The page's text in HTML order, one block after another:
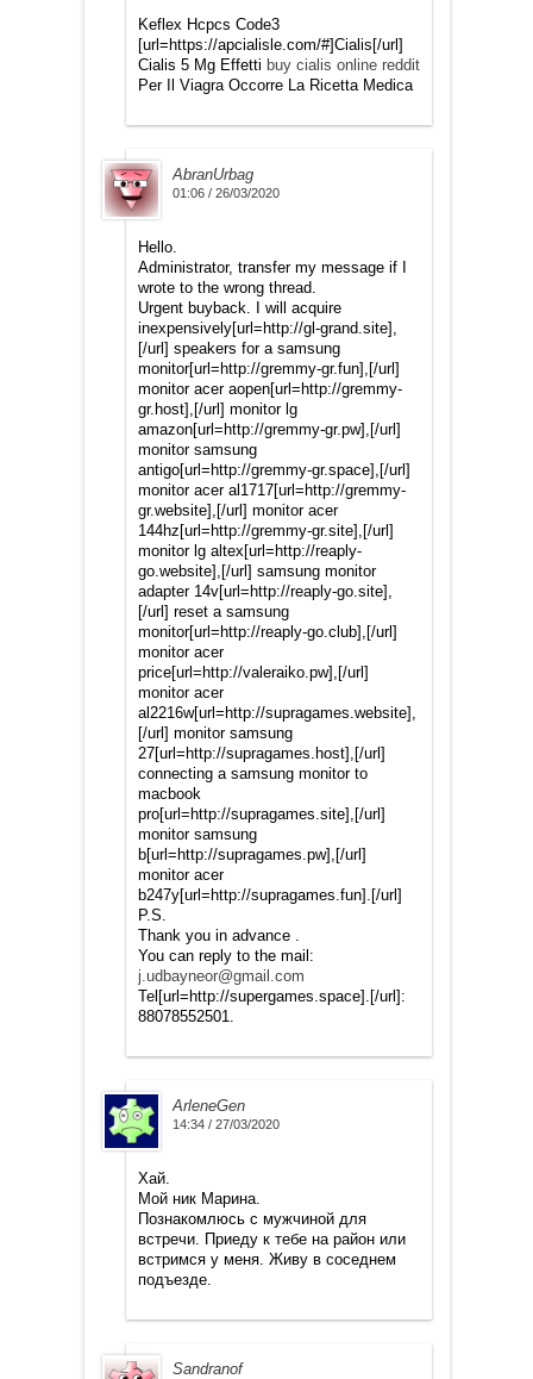
Keflex Hcpcs Code3
[url=https://apcialisle.com/#]Cialis[/url]
Cialis 5 Mg Effetti buy cialis online reddit
Per Il Viagra Occorre La Ricetta Medica
AbranUrbag
01:06 / 26/03/2020
Hello.
Administrator, transfer my message if I
wrote to the wrong thread.
Urgent buyback. I will acquire
inexpensively[url=http://gl-grand.site],
[/url] speakers for a samsung
monitor[url=http://gremmy-gr.fun],[/url]
monitor acer aopen[url=http://gremmy-
gr.host],[/url] monitor lg
amazon[url=http://gremmy-gr.pw],[/url]
monitor samsung
antigo[url=http://gremmy-gr.space],[/url]
monitor acer al1717[url=http://gremmy-
gr.website],[/url] monitor acer
144hz[url=http://gremmy-gr.site],[/url]
monitor lg altex[url=http://reaply-
go.website],[/url] samsung monitor
adapter 14v[url=http://reaply-go.site],
[/url] reset a samsung
monitor[url=http://reaply-go.club],[/url]
monitor acer
price[url=http://valeraiko.pw],[/url]
monitor acer
al2216w[url=http://supragames.website],
[/url] monitor samsung
27[url=http://supragames.host],[/url]
connecting a samsung monitor to
macbook
pro[url=http://supragames.site],[/url]
monitor samsung
b[url=http://supragames.pw],[/url]
monitor acer
b247y[url=http://supragames.fun].[/url]
P.S.
Thank you in advance .
You can reply to the mail:
j.udbayneor@gmail.com
Tel[url=http://supergames.space].[/url]:
88078552501.
ArleneGen
14:34 / 27/03/2020
Хай.
Мой ник Марина.
Познакомлюсь с мужчиной для
встречи. Приеду к тебе на район или
встримся у меня. Живу в соседнем
подъезде.
Sandranof